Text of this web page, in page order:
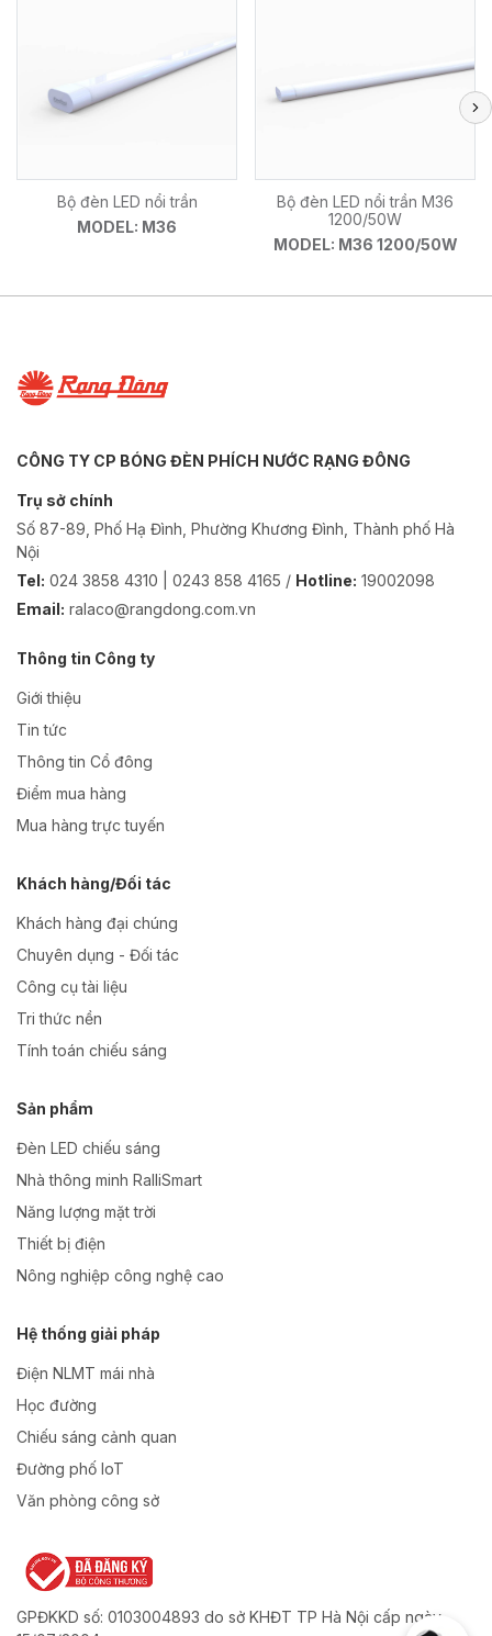
Bộ đèn LED nổi trần
MODEL: M36
Bộ đèn LED nổi trần M36
1200/50W
MODEL: M36 1200/50W
CÔNG TY CP BÓNG ĐÈN PHÍCH NƯỚC RẠNG ĐÔNG
Trụ sở chính
Số 87-89, Phố Hạ Đình, Phường Khương Đình, Thành phố Hà
Nội
Tel: 024 3858 4310 | 0243 858 4165 / Hotline: 19002098
Email: ralaco@rangdong.com.vn
Thông tin Công ty
Giới thiệu
Tin tức
Thông tin Cổ đông
Điểm mua hàng
Mua hàng trực tuyến
Khách hàng/Đối tác
Khách hàng đại chúng
Chuyên dụng - Đối tác
Công cụ tài liệu
Tri thức nền
Tính toán chiếu sáng
Sản phẩm
Đèn LED chiếu sáng
Nhà thông minh RalliSmart
Năng lượng mặt trời
Thiết bị điện
Nông nghiệp công nghệ cao
Hệ thống giải pháp
Điện NLMT mái nhà
Học đường
Chiếu sáng cảnh quan
Đường phố IoT
Văn phòng công sở
GPĐKKD số: 0103004893 do sở KHĐT TP Hà Nội cấp ngày